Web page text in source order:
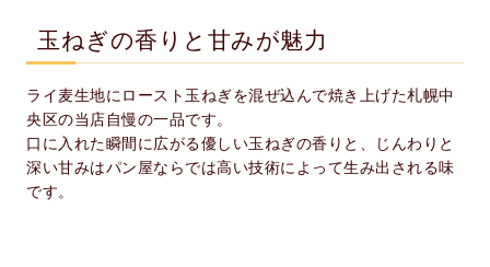
玉ねぎの香りと甘みが魅力
ライ麦生地にロースト玉ねぎを混ぜ込んで焼き上げた札幌中
央区の当店自慢の一品です。
口に入れた瞬間に広がる優しい玉ねぎの香りと、じんわりと
深い甘みはパン屋ならでは高い技術によって生み出される味
です。